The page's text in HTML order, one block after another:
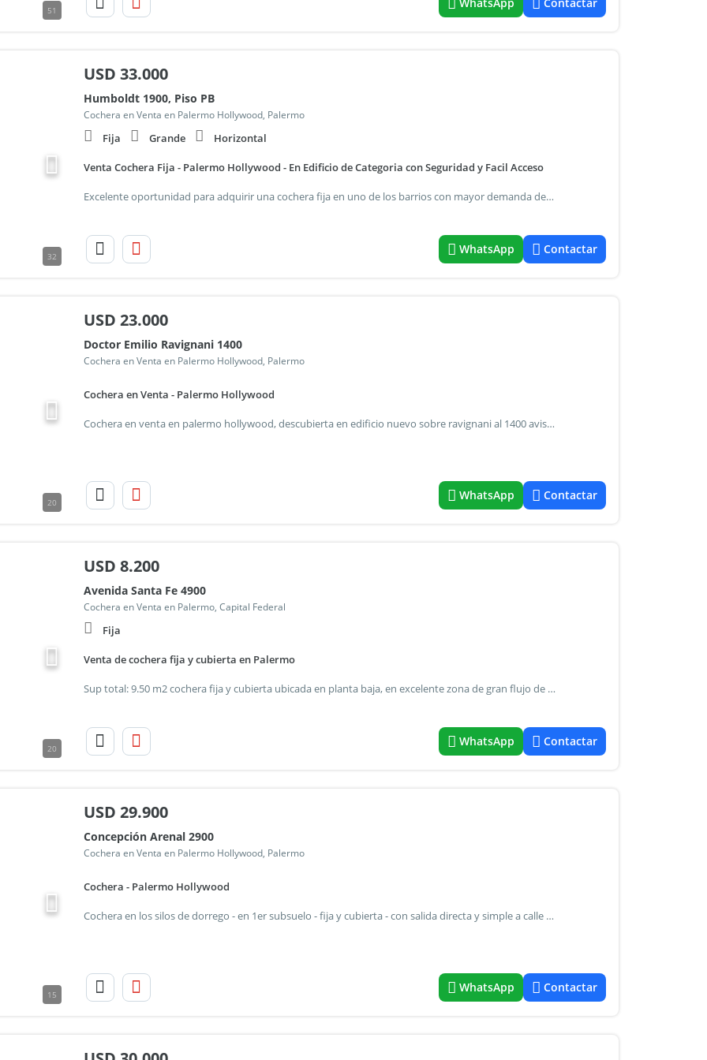
51
32
USD 33.000
Humboldt 1900, Piso PB
Cochera en Venta en Palermo Hollywood, Palermo
Fija Grande Horizontal
Venta Cochera Fija - Palermo Hollywood - En Edificio de Categoria con Seguridad y Facil Acceso
Excelente oportunidad para adquirir una cochera fija en uno de los barrios con mayor demanda de la ciudad de buenos aires. Ubicada en un edificio con seguridad y acceso mediante portón automático, ofrece un ingreso cómodo y práctico para el uso diario. Su ubicación estratégica en palermo hollywood la convierte en una excelente opción tanto para uso propio como para inversión, en una zona con alta demanda de estacionamiento. Laher propiedades laura molina - corredora inmobiliaria c.U.C.I.C.B.A. Matrícula n.º 151
WhatsApp Contactar
20
USD 23.000
Doctor Emilio Ravignani 1400
Cochera en Venta en Palermo Hollywood, Palermo
Cochera en Venta - Palermo Hollywood
Cochera en venta en palermo hollywood, descubierta en edificio nuevo sobre ravignani al 1400 aviso legal: los valores de las expensas, impuestos y servicios, las fotos y medidas, y los datos sobre la arquitectura y funcionamiento de esta propiedad son todos aproximados. Pueden no estar actualizados al momento de su visualización, ya que fueron brindados por el propietario a la hora de su publicación. Todo interesado deberá comprobar los datos antes de realizar cualquier operación. Corredor público alejandro milhas cmcpsi 4437 martillera luciana bottini cucicba 9902
WhatsApp Contactar
20
USD 8.200
Avenida Santa Fe 4900
Cochera en Venta en Palermo, Capital Federal
Fija
Venta de cochera fija y cubierta en Palermo
Sup total: 9.50 m2 cochera fija y cubierta ubicada en planta baja, en excelente zona de gran flujo de tránsito y con alta demanda de espacios de estacionamiento vehicular. Antigüedad, superficie y medidas aprox. - Expensas sujetas a aumentos - accesible
WhatsApp Contactar
15
USD 29.900
Concepción Arenal 2900
Cochera en Venta en Palermo Hollywood, Palermo
Cochera - Palermo Hollywood
Cochera en los silos de dorrego - en 1er subsuelo - fija y cubierta - con salida directa y simple a calle zapiola - expensas $2.100 - edificio con seguridad - concepcion arenal 2900 y zapiola - www.Abbacabanillas.Net
WhatsApp Contactar